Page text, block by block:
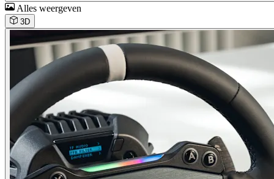
Alles weergeven
3D